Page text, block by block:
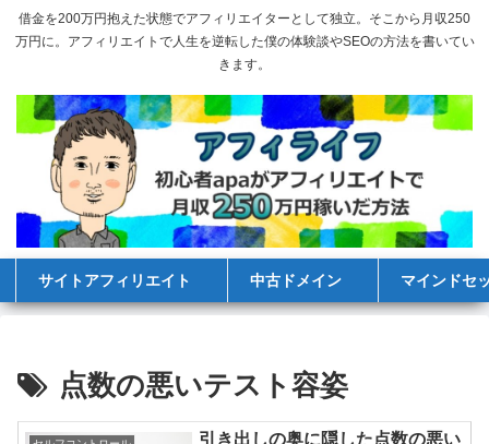
借金を200万円抱えた状態でアフィリエイターとして独立。そこから月収250
万円に。アフィリエイトで人生を逆転した僕の体験談やSEOの方法を書いてい
きます。
サイトアフィリエイト 中古ドメイン マインドセ
点数の悪いテスト容姿
引き出しの奥に隠した点数の悪い